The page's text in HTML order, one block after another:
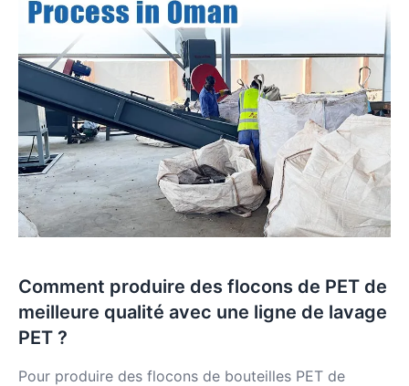
Comment produire des flocons de PET de
meilleure qualité avec une ligne de lavage
PET ?
Pour produire des flocons de bouteilles PET de